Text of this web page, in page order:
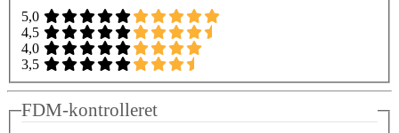
5,0
4,5
4,0
3,5
FDM-kontrolleret